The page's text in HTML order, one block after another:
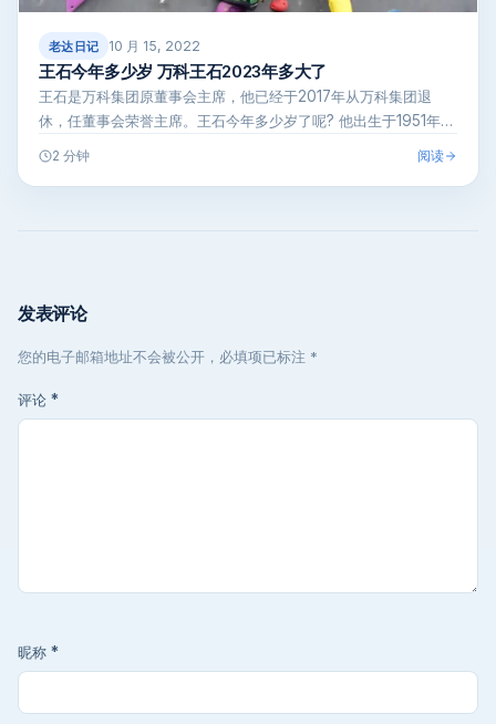
老达日记 10 月 15, 2022
王石今年多少岁 万科王石2023年多大了
王石是万科集团原董事会主席，他已经于2017年从万科集团退
休，任董事会荣誉主席。王石今年多少岁了呢? 他出生于1951年1
2 分钟 阅读
发表评论
您的电子邮箱地址不会被公开，必填项已标注 *
评论 *
昵称 *